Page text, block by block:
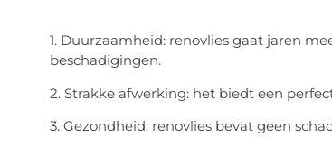
1. Duurzaamheid: renovlies gaat jaren
beschadigingen.
2. Strakke afwerking: het biedt een
3. Gezondheid: renovlies bevat geen